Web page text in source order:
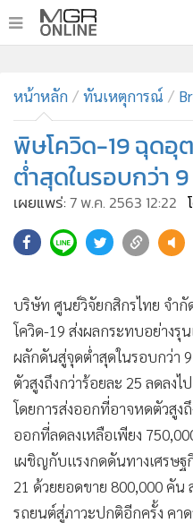
• ทันเหตุการณ์
• ภาคใต้
• ภูมิภาค
• Online Section
• บันเทิง
• ผู้จัดการรายวัน
คอลัมนิสต์
•
CbizReview
Cyber BIZ
•
ผู้จัดกวน
• Good health & Well-being
• Green Innovation & SD
• Management & HR
• MGR Live
• Infographic
หน้าหลัก ทันเหตุการณ์
พิษโควิด-19 ฉุดอุ
ต่ำสุดในรอบกว่า
เผยแพร่:7 พ.ค. 2563 12:22
บริษัท ศูนย์วิจัยกสิกรไทย จำกั
โควิด-19 ส่งผลกระทบอย่างรุ
ผลักดันสู่จุดต่ำสุดในรอบกว่า
ตัวสูงถึงกว่าร้อยละ 25 ลดลง
โดยการส่งออกที่อาจหดตัวสูง
ออกที่ลดลงเหลือเพียง
เผชิญกับแรงกดดันทางเศรษฐ
21 ด้วยยอดขาย 800,000 คั
รถยนต์สู่ภาวะปกติอีกครั้ง คา